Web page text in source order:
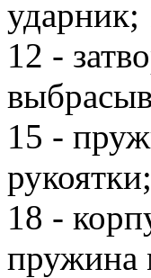
ударник;
12 -
15 -
18 -
пружина